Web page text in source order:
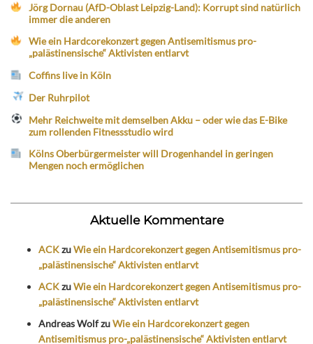
Jörg Dornau (AfD-Oblast Leipzig-Land): Korrupt sind natürlich
immer die anderen
Wie ein Hardcorekonzert gegen Antisemitismus pro-
„palästinensische“ Aktivisten entlarvt
Coffins live in Köln
Der Ruhrpilot
Mehr Reichweite mit demselben Akku – oder wie das E-Bike
zum rollenden Fitnessstudio wird
Kölns Oberbürgermeister will Drogenhandel in geringen
Mengen noch ermöglichen
Aktuelle Kommentare
ACKzuWie ein Hardcorekonzert gegen Antisemitismus pro-
„palästinensische“ Aktivisten entlarvt
ACKzuWie ein Hardcorekonzert gegen Antisemitismus pro-
„palästinensische“ Aktivisten entlarvt
Andreas WolfzuWie ein Hardcorekonzert gegen
Antisemitismus pro-„palästinensische“ Aktivisten entlarvt